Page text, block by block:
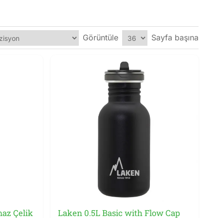
sayesinde yoğun günlük kullanım için; çelik termos
Görüntüle Sayfa başına
Çelik
Laken 0.5L Basic with Flow Cap